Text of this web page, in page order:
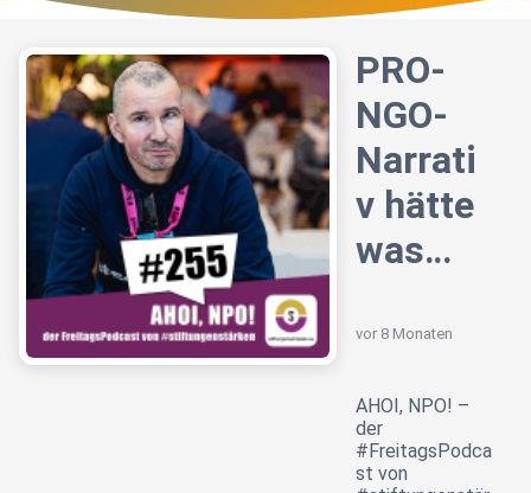
PRO-
NGO-
Narrati
v hätte
was…
vor 8 Monaten
AHOI, NPO! –
der
#FreitagsPodca
st von